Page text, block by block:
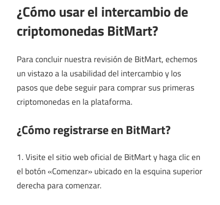
¿Cómo usar el intercambio de
criptomonedas BitMart?
Para concluir nuestra revisión de BitMart, echemos
un vistazo a la usabilidad del intercambio y los
pasos que debe seguir para comprar sus primeras
criptomonedas en la plataforma.
¿Cómo registrarse en BitMart?
1. Visite el sitio web oficial de BitMart y haga clic en
el botón «Comenzar» ubicado en la esquina superior
derecha para comenzar.